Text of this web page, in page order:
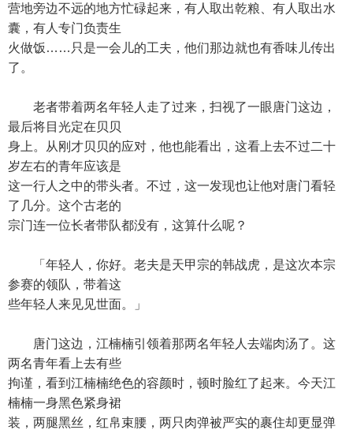
营地旁边不远的地方忙碌起来，有人取出乾粮、有人取出水
囊，有人专门负责生
火做饭……只是一会儿的工夫，他们那边就也有香味儿传出
了。
老者带着两名年轻人走了过来，扫视了一眼唐门这边，
最后将目光定在贝贝
身上。从刚才贝贝的应对，他也能看出，这看上去不过二十
岁左右的青年应该是
这一行人之中的带头者。不过，这一发现也让他对唐门看轻
了几分。这个古老的
宗门连一位长者带队都没有，这算什么呢？
「年轻人，你好。老夫是天甲宗的韩战虎，是这次本宗
参赛的领队，带着这
些年轻人来见见世面。」
唐门这边，江楠楠引领着那两名年轻人去端肉汤了。这
两名青年看上去有些
拘谨，看到江楠楠绝色的容颜时，顿时脸红了起来。今天江
楠楠一身黑色紧身裙
装，两腿黑丝，红帛束腰，两只肉弹被严实的裹住却更显弹